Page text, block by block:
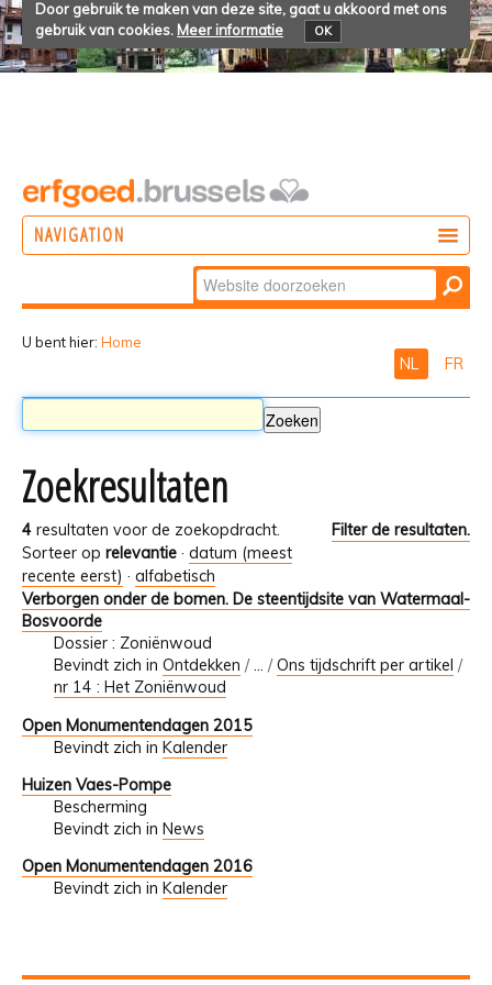
Door gebruik te maken van deze site, gaat u akkoord met ons
gebruik van cookies. Meer informatie OK
NAVIGATION
Zoek
Geavanceerd
U bent hier: Home
NL FR
Zoekresultaten
4 resultaten voor de zoekopdracht.
Filter de resultaten.
Sorteer op relevantie · datum (meest
recente eerst) · alfabetisch
Verborgen onder de bomen. De steentijdsite van Watermaal-
Bosvoorde
Dossier : Zoniënwoud
Bevindt zich in Ontdekken /… /Ons tijdschrift per artikel /
nr 14 : Het Zoniënwoud
Open Monumentendagen 2015
Bevindt zich in Kalender
Huizen Vaes-Pompe
Bescherming
Bevindt zich in News
Open Monumentendagen 2016
Bevindt zich in Kalender